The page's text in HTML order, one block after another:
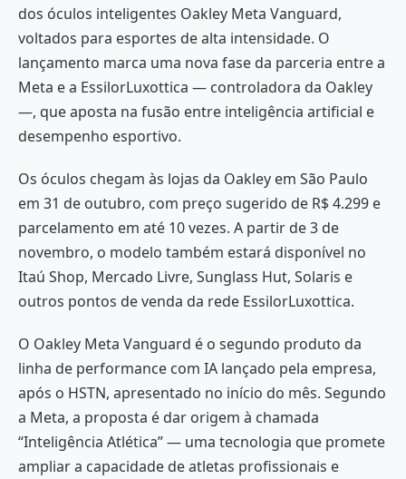
dos óculos inteligentes Oakley Meta Vanguard,
voltados para esportes de alta intensidade. O
lançamento marca uma nova fase da parceria entre a
Meta e a EssilorLuxottica — controladora da Oakley
—, que aposta na fusão entre inteligência artificial e
desempenho esportivo.
Os óculos chegam às lojas da Oakley em São Paulo
em 31 de outubro, com preço sugerido de R$ 4.299 e
parcelamento em até 10 vezes. A partir de 3 de
novembro, o modelo também estará disponível no
Itaú Shop, Mercado Livre, Sunglass Hut, Solaris e
outros pontos de venda da rede EssilorLuxottica.
O Oakley Meta Vanguard é o segundo produto da
linha de performance com IA lançado pela empresa,
após o HSTN, apresentado no início do mês. Segundo
a Meta, a proposta é dar origem à chamada
“Inteligência Atlética” — uma tecnologia que promete
ampliar a capacidade de atletas profissionais e